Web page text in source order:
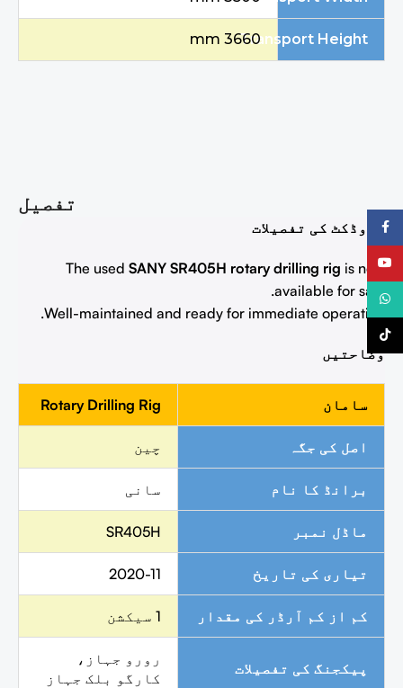
Transport Height
3660 mm
تفصیل
پروڈکٹ کی تفصیلات
The used SANY SR405H rotary drilling rig is now
available for sale.
Well-maintained and ready for immediate operation.
وضاحتیں
سامان Rotary Drilling Rig
اصل کی جگہ چین
برانڈ کا نام سانی
ماڈل نمبر SR405H
تیاری کی تاریخ 2020-11
کم از کم آرڈر کی مقدار 1 سیکشن
پیکجنگ کی تفصیلات
رورو جہاز،
کارگو بلک جہاز
فیس بک
یوٹیوب
واٹس ایپ